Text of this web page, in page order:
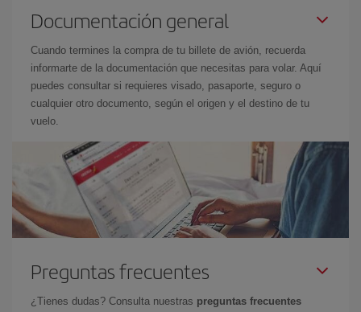
Documentación general
Cuando termines la compra de tu billete de avión, recuerda
informarte de la documentación que necesitas para volar. Aquí
puedes consultar si requieres visado, pasaporte, seguro o
cualquier otro documento, según el origen y el destino de tu
vuelo.
Preguntas frecuentes
¿Tienes dudas? Consulta nuestras preguntas frecuentes